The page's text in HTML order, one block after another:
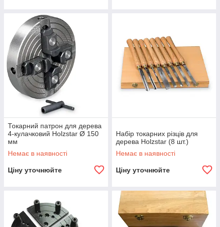
Токарний патрон для дерева
4-кулачковий Holzstar Ø 150
мм
Немає в наявності
Ціну уточнюйте
Набір токарних різців для
дерева Holzstar (8 шт.)
Немає в наявності
Ціну уточнюйте